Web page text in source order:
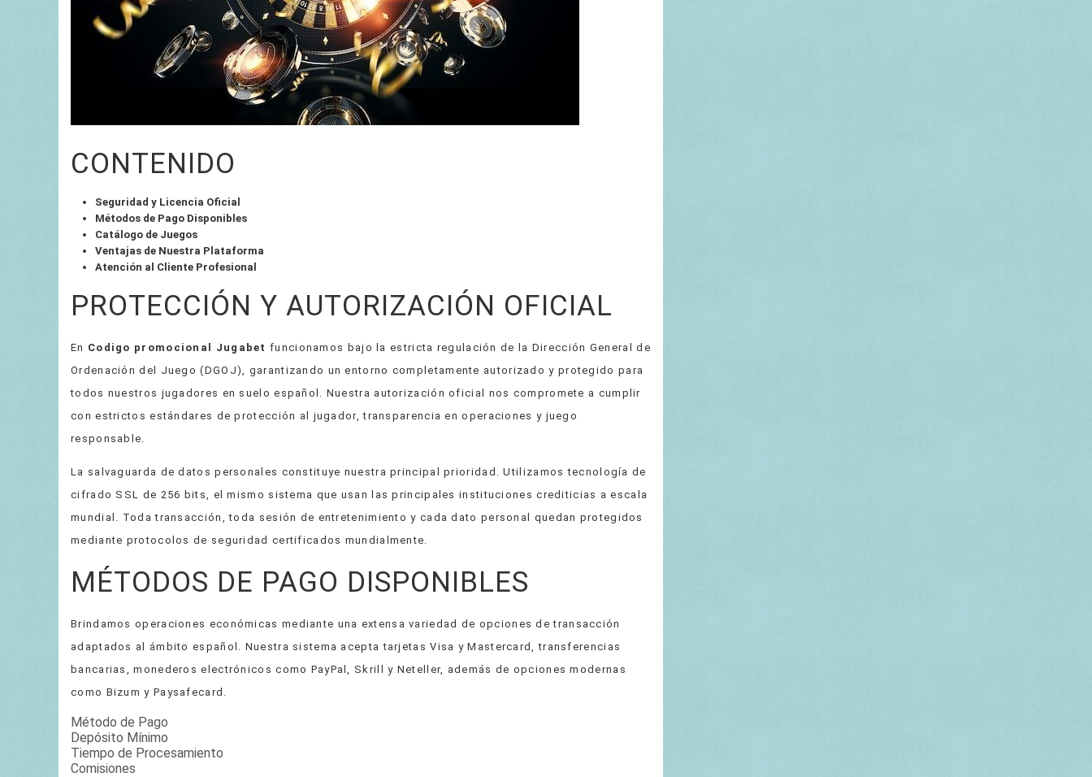
CONTENIDO
Seguridad y Licencia Oficial
Métodos de Pago Disponibles
Catálogo de Juegos
Ventajas de Nuestra Plataforma
Atención al Cliente Profesional
PROTECCIÓN Y AUTORIZACIÓN OFICIAL
En Codigo promocional Jugabet funcionamos bajo la estricta regulación de la Dirección General de
Ordenación del Juego (DGOJ), garantizando un entorno completamente autorizado y protegido para
todos nuestros jugadores en suelo español. Nuestra autorización oficial nos compromete a cumplir
con estrictos estándares de protección al jugador, transparencia en operaciones y juego
responsable.
La salvaguarda de datos personales constituye nuestra principal prioridad. Utilizamos tecnología de
cifrado SSL de 256 bits, el mismo sistema que usan las principales instituciones crediticias a escala
mundial. Toda transacción, toda sesión de entretenimiento y cada dato personal quedan protegidos
mediante protocolos de seguridad certificados mundialmente.
MÉTODOS DE PAGO DISPONIBLES
Brindamos operaciones económicas mediante una extensa variedad de opciones de transacción
adaptados al ámbito español. Nuestra sistema acepta tarjetas Visa y Mastercard, transferencias
bancarias, monederos electrónicos como PayPal, Skrill y Neteller, además de opciones modernas
como Bizum y Paysafecard.
Método de Pago
Depósito Mínimo
Tiempo de Procesamiento
Comisiones